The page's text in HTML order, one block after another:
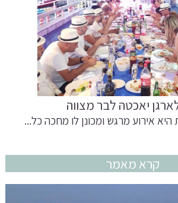
יאכטה לבר מצווה
היא אירוע מרגש ומכונן לו מחכה כל...
קרא מאמר